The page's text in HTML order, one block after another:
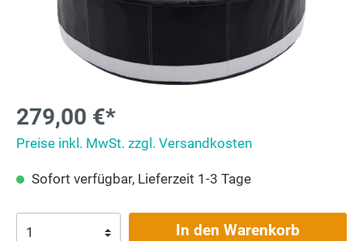
279,00 €*
Preise inkl. MwSt. zzgl. Versandkosten
Sofort verfügbar, Lieferzeit 1-3 Tage
In den Warenkorb